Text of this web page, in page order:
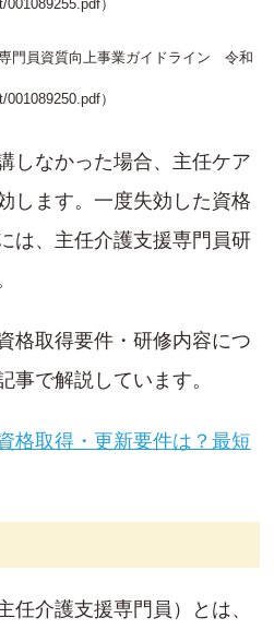
001089255.pdf）
門員資質向上事業ガイドライン 令和
001089250.pdf）
しなかった場合、主任ケア
します。一度失効した資格
は、主任介護支援専門員研
格取得要件・研修内容につ
事で解説しています。
格取得・更新要件は？最短
任介護支援専門員）とは、